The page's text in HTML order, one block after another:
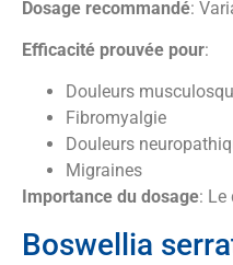
Dosage recommandé:
Efficacité prouvée pour:
Douleurs
Fibromyalgie
Douleurs
Migraines
Importance du dosage: Le
Boswellia